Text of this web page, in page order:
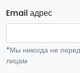
Email адрес
*Мы никогда не
лицам